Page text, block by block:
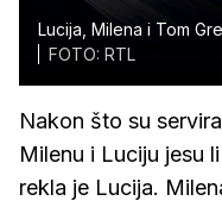
Lucija, Milena i Tom
FOTO: RTL
Nakon što su
Milenu i Luciju jesu
rekla je Lucija.